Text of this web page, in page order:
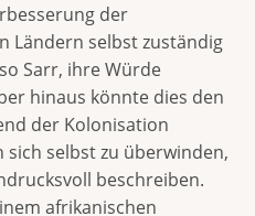
der
Ländern selbst zuständig
Sarr, ihre Würde
hinaus könnte dies den
der Kolonisation
selbst zu überwinden,
beschreiben.
afrikanischen